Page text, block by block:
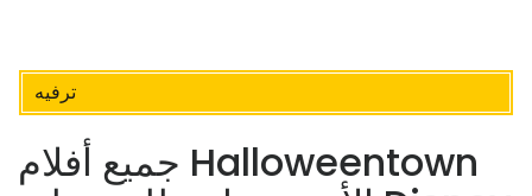
ترفيه
جميع أفلام Halloweentown